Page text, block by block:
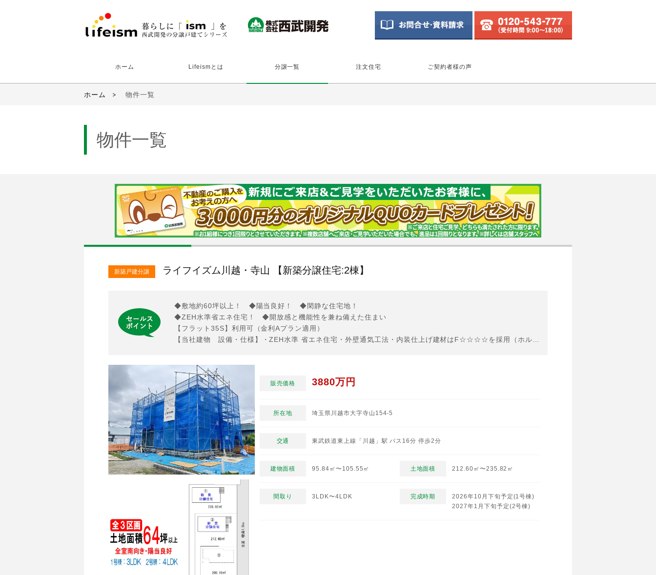
ホーム Lifeismとは 分譲一覧 注文住宅 ご契約者様の声
ホーム 物件一覧
物件一覧
新築戸建分譲 ライフイズム川越・寺山 【新築分譲住宅:2棟】
◆敷地約60坪以上！ ◆陽当良好！ ◆閑静な住宅地！
◆ZEH水準省エネ住宅！ ◆開放感と機能性を兼ね備えた住まい
【フラット35S】利用可（金利Aプラン適用）
販売価格 3880万円
所在地 埼玉県川越市大字寺山154-5
交通 東武鉄道東上線「川越」駅 バス16分 停歩2分
建物面積 95.84㎡〜105.55㎡ 土地面積 212.60㎡〜235.82㎡
間取り 3LDK〜4LDK 完成時期
2026年10月下旬予定(1号棟)
2027年1月下旬予定(2号棟)